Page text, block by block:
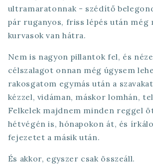
ultramaratonnak - szédítő
pár ruganyos, friss lépés után még
kurvasok van hátra.
Nem is nagyon pillantok fel, és
célszalagot onnan még úgysem
rakosgatom egymás után a
kézzel, vidáman, máskor lomhán,
Felkelek majdnem minden reggel
hétvégén is, hónapokon át, és
fejezetet a másik után.
És akkor, egyszer csak összeáll.